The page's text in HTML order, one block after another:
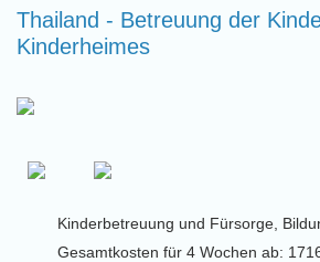
Thailand - Betreuung der
Kinderheimes
Kinderbetreuung und Fürsorge,
Gesamtkosten für 4 Wochen ab: